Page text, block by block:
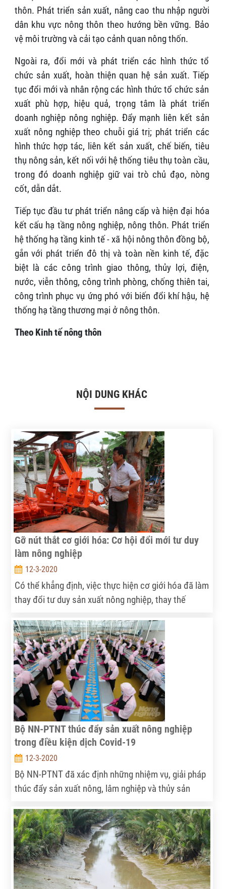
thôn. Phát triển sản xuất, nâng cao thu nhập người
dân khu vực nông thôn theo hướng bền vững. Bảo
vệ môi trường và cải tạo cảnh quan nông thốn.
Ngoài ra, đổi mới và phát triển các hình thức tổ
chức sản xuất, hoàn thiện quan hệ sản xuất. Tiếp
tục đổi mới và nhân rộng các hình thức tổ chức sản
xuất phù hợp, hiệu quả, trọng tâm là phát triển
doanh nghiệp nông nghiệp. Đẩy mạnh liên kết sản
xuất nông nghiệp theo chuỗi giá trị; phát triển các
hình thức hợp tác, liên kết sản xuất, chế biến, tiêu
thụ nông sản, kết nối với hệ thống tiêu thụ toàn cầu,
trong đó doanh nghiệp giữ vai trò chủ đạo, nòng
cốt, dẫn dắt.
Tiếp tục đầu tư phát triển nâng cấp và hiện đại hóa
kết cấu hạ tầng nông nghiệp, nông thôn. Phát triển
hệ thống hạ tầng kinh tế - xã hội nông thôn đồng bộ,
gắn với phát triển đô thị và toàn nền kinh tế, đặc
biệt là các công trình giao thông, thủy lợi, điện,
nước, viễn thông, công trình phòng, chống thiên tai,
công trình phục vụ ứng phó với biến đổi khí hậu, hệ
thống hạ tầng thương mại ở nông thôn.
Theo Kinh tế nông thôn
NỘI DUNG KHÁC
Gỡ nút thắt cơ giới hóa: Cơ hội đổi mới tư duy
làm nông nghiệp
12-3-2020
Có thể khẳng định, việc thực hiện cơ giới hóa đã làm
thay đổi tư duy sản xuất nông nghiệp, thay thế
học, từng bước tổ chức sản xuất theo hướng công
nghiệp, tăng năng suất lao động...
Bộ NN-PTNT thúc đẩy sản xuất nông nghiệp
trong điều kiện dịch Covid-19
12-3-2020
Bộ NN-PTNT đã xác định những nhiệm vụ, giải pháp
thúc đẩy sản xuất nông, lâm nghiệp và thủy sản